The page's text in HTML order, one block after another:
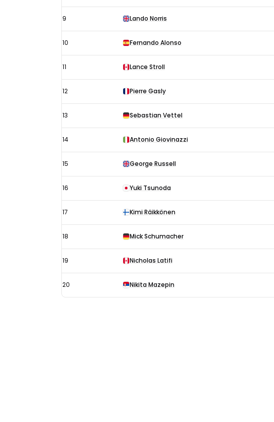
9 Lando Norris
10 Fernando Alonso
11 Lance Stroll
12 Pierre Gasly
13 Sebastian Vettel
14 Antonio Giovinazzi
15 George Russell
16 Yuki Tsunoda
17 Kimi Räikkönen
18 Mick Schumacher
19 Nicholas Latifi
20 Nikita Mazepin